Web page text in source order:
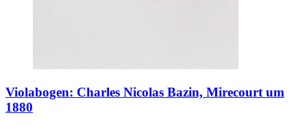
Violabogen: Charles Nicolas Bazin, Mirecourt um
1880